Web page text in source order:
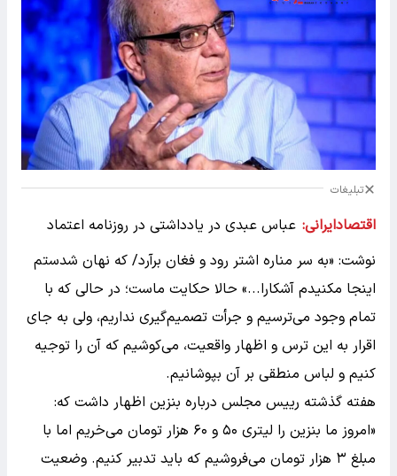
تبلیغات
اقتصادایرانی: عباس عبدی در یادداشتی در روزنامه اعتماد
نوشت: «به سر مناره اشتر رود و فغان برآرد/ که نهان شدستم
اینجا مکنیدم آشکارا...» حالا حکایت ماست؛ در حالی که با
تمام وجود می‌ترسیم و جرأت تصمیم‌گیری نداریم، ولی به جای
اقرار به این ترس و اظهار واقعیت، می‌کوشیم که آن را توجیه
کنیم و لباس منطقی بر آن بپوشانیم.
هفته گذشته رییس مجلس درباره بنزین اظهار داشت که:
«امروز ما بنزین را لیتری ۵۰ و ۶۰ هزار تومان می‌خریم اما با
مبلغ ۳ هزار تومان می‌فروشیم که باید تدبیر کنیم. وضعیت